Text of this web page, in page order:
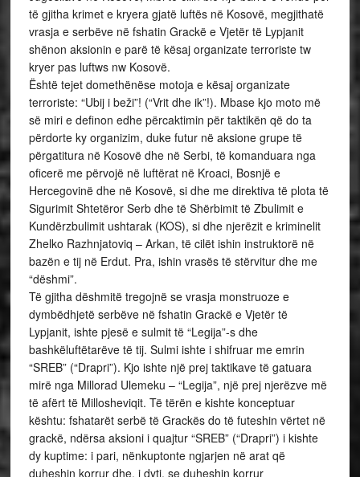
të gjitha krimet e kryera gjatë luftës në Kosovë, megjithatë
vrasja e serbëve në fshatin Grackë e Vjetër të Lypjanit
shënon aksionin e parë të kësaj organizate terroriste tw
kryer pas luftws nw Kosovë.
Është tejet domethënëse motoja e kësaj organizate
terroriste: “Ubij i beži”! (“Vrit dhe ik”!). Mbase kjo moto më
së miri e definon edhe përcaktimin për taktikën që do ta
përdorte ky organizim, duke futur në aksione grupe të
përgatitura në Kosovë dhe në Serbi, të komanduara nga
oficerë me përvojë në luftërat në Kroaci, Bosnjë e
Hercegovinë dhe në Kosovë, si dhe me direktiva të plota të
Sigurimit Shtetëror Serb dhe të Shërbimit të Zbulimit e
Kundërzbulimit ushtarak (KOS), si dhe njerëzit e kriminelit
Zhelko Razhnjatoviq – Arkan, të cilët ishin instruktorë në
bazën e tij në Erdut. Pra, ishin vrasës të stërvitur dhe me
“dëshmi”.
Të gjitha dëshmitë tregojnë se vrasja monstruoze e
dymbëdhjetë serbëve në fshatin Grackë e Vjetër të
Lypjanit, ishte pjesë e sulmit të “Legija”-s dhe
bashkëluftëtarëve të tij. Sulmi ishte i shifruar me emrin
“SREB” (“Drapri”). Kjo ishte një prej taktikave të gatuara
mirë nga Millorad Ulemeku – “Legija”, një prej njerëzve më
të afërt të Millosheviqit. Të tërën e kishte konceptuar
kështu: fshatarët serbë të Grackës do të futeshin vërtet në
grackë, ndërsa aksioni i quajtur “SREB” (“Drapri”) i kishte
dy kuptime: i pari, nënkuptonte ngjarjen në arat që
duheshin korrur dhe, i dyti, se duheshin korrur